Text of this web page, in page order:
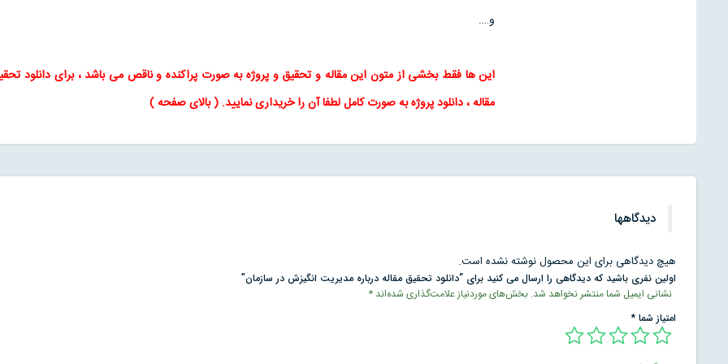
و….
این ها فقط بخشی از متون اینمقاله وتحقیق و پروژه به صورت پراکنده و ناقص می باشد ، برای دانلود
مقاله، دانلود پروژه به صورت کامل لطفا آن را خریداری نمایید. (بالای صفحه)
دیدگاهها
هیچ دیدگاهی برای این محصول نوشته نشده است.
اولین نفری باشید که دیدگاهی را ارسال می کنید برای “دانلود تحقیق مقاله درباره مديريت انگيزش در سازمان”
نشانی ایمیل شما منتشر نخواهد شد. بخش‌های موردنیاز علامت‌گذاری شده‌اند*
امتیاز شما*